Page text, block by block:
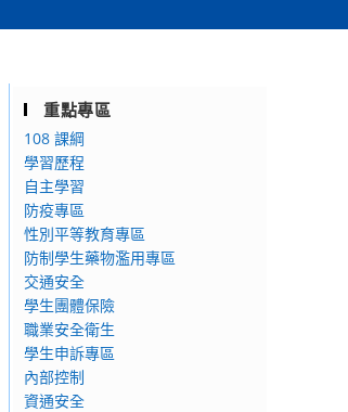
重點專區
108 課綱
學習歷程
自主學習
防疫專區
性別平等教育專區
防制學生藥物濫用專區
交通安全
學生團體保險
職業安全衛生
學生申訴專區
內部控制
資通安全